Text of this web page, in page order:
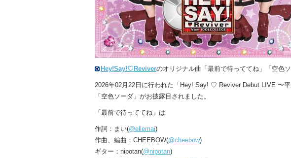
Hey!Say!♡Reviverのオリジナル曲「最前で待っててね」「空色
2026年02月22日に行われた「Hey! Say! ♡ Reviver Debut LIVE 〜
「空色ソーダ」がお披露目されました。
「最前で待っててね」は
作詞：まい(@ellemai)
作曲、編曲：CHEEBOW(@cheebow)
ギター：nipotan(@nipotan)